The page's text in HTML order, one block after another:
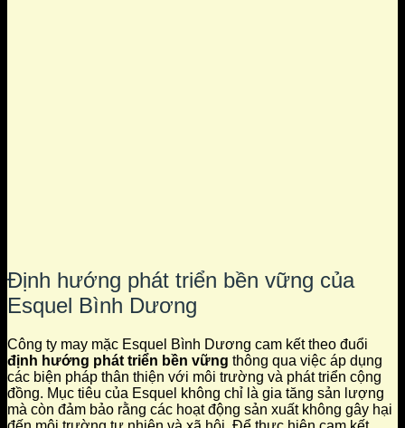
Định hướng phát triển bền vững của
Esquel Bình Dương
Công ty may mặc Esquel Bình Dương cam kết theo đuổi
định hướng phát triển bền vững thông qua việc áp dụng
các biện pháp thân thiện với môi trường và phát triển cộng
đồng. Mục tiêu của Esquel không chỉ là gia tăng sản lượng
mà còn đảm bảo rằng các hoạt động sản xuất không gây hại